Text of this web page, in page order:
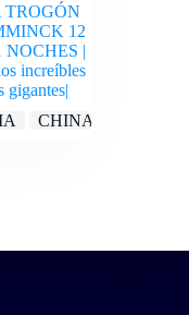
12
NOCHES |
increíbles
gigantes|
CHINA